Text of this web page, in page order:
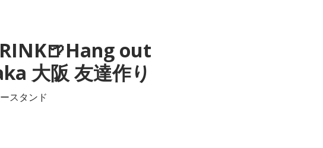
out
大阪 友達作り
スタンド